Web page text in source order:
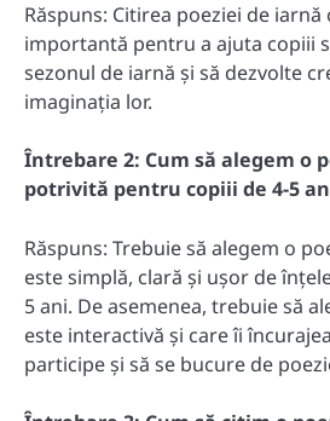
Răspuns: Citirea poeziei de
importantă pentru a ajuta copiii
sezonul de iarnă și să dezvolte
imaginația lor.
Întrebare 2: Cum să alegem o
potrivită pentru copiii de 4-5
Răspuns: Trebuie să alegem o
este simplă, clară și ușor de
5 ani. De asemenea, trebuie să
este interactivă și care îi
participe și să se bucure de